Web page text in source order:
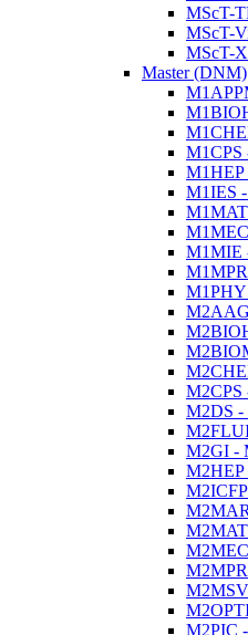
MScT-
MScT-
MScT-
Master (DNM)
M1CPS
M1HEP
M1IES
M1MIE
M2CPS
M2DS -
M2GI -
M2HEP
M2MSV
M2PIC